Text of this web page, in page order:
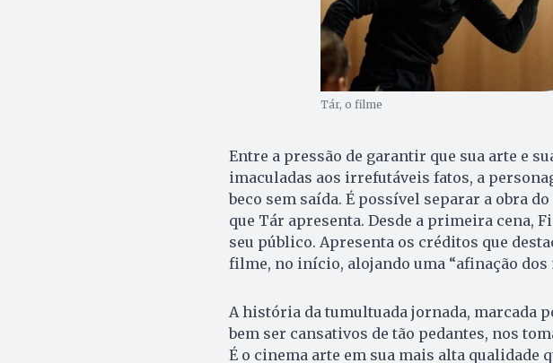
Tár, o filme
Entre a pressão de garantir que sua arte e
imaculadas aos irrefutáveis fatos, a
beco sem saída. É possível separar a obra
que Tár apresenta. Desde a primeira cena,
seu público. Apresenta os créditos que
filme, no início, alojando uma “afinação dos
A história da tumultuada jornada, marcada
bem ser cansativos de tão pedantes, nos
É o cinema arte em sua mais alta qualidade